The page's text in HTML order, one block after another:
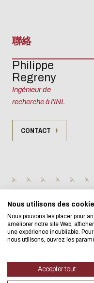
聯絡
Philippe
Regreny
Ingénieur de
recherche à l'INL
CONTACT
Nous utilisons des
Nous pouvons les placer pour
améliorer notre site Web,
une expérience inoubliable.
nous utilisons, ouvrez les
Accepter tout